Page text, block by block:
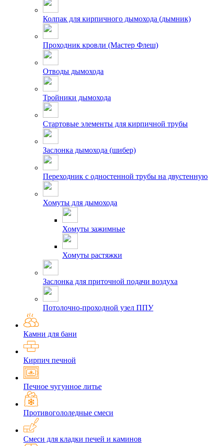
Колпак для кирпичного дымохода (дымник)
Проходник кровли (Мастер Флеш)
Отводы дымохода
Тройники дымохода
Стартовые элементы для кирпичной трубы
Заслонка дымохода (шибер)
Переходник с одностенной трубы на двустенную
Хомуты для дымохода
Хомуты зажимные
Хомуты растяжки
Заслонка для приточной подачи воздуха
Потолочно-проходной узел ППУ
Камни для бани
Кирпич печной
Печное чугунное литье
Противогололедные смеси
Смеси для кладки печей и каминов